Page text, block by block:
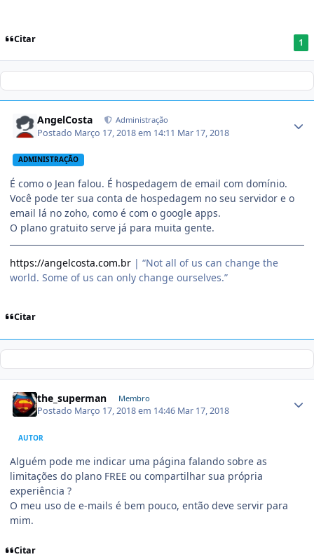
Citar 1
AngelCosta Administração
Postado Março 17, 2018 em 14:11 Mar 17, 2018
ADMINISTRAÇÃO
É como o Jean falou. É hospedagem de email com domínio.
Você pode ter sua conta de hospedagem no seu servidor e o
email lá no zoho, como é com o google apps.
O plano gratuito serve já para muita gente.
https://angelcosta.com.br | “Not all of us can change the
world. Some of us can only change ourselves.”
Citar
the_superman Membro
Postado Março 17, 2018 em 14:46 Mar 17, 2018
AUTOR
Alguém pode me indicar uma página falando sobre as
limitações do plano FREE ou compartilhar sua própria
experiência ?
O meu uso de e-mails é bem pouco, então deve servir para
mim.
Citar